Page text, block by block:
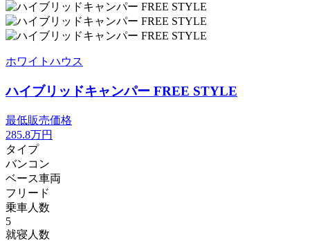
ホワイトハウス
ハイブリッドキャンパー FREE STYLE
最低販売価格
285.8万円
タイプ
バンコン
ベース車両
フリード
乗車人数
5
就寝人数